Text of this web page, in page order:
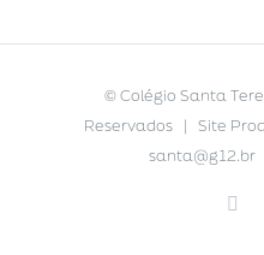
©Colégio Santa
Reservados | Site
santa@g12.br